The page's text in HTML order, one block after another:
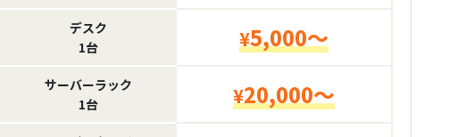
デスク
1台
¥5,000～
サーバーラック
1台
¥20,000～